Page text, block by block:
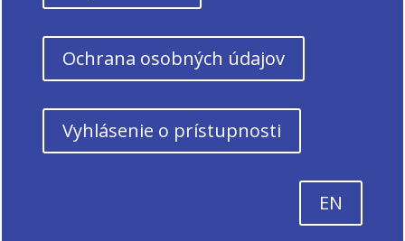
Ochrana osobných údajov
Vyhlásenie o prístupnosti
EN